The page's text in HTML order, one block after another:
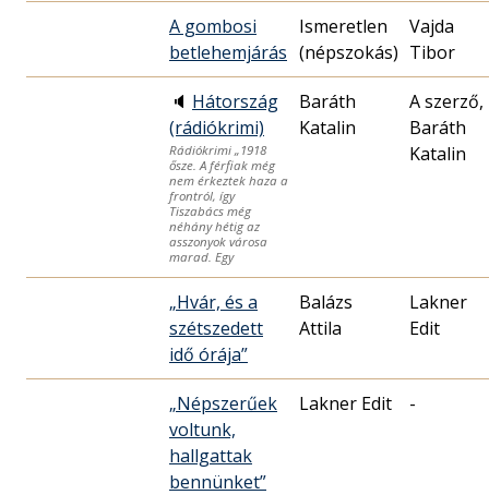
A gombosi
betlehemjárás
Ismeretlen
(népszokás)
Vajda
Tibor
🔈 Hátország
(rádiókrimi)
Rádiókrimi „1918
ősze. A férfiak még
nem érkeztek haza a
frontról, így
Tiszabács még
néhány hétig az
asszonyok városa
marad. Egy
Baráth
Katalin
A szerző,
Baráth
Katalin
„Hvár, és a
szétszedett
idő órája”
Balázs
Attila
Lakner
Edit
„Népszerűek
voltunk,
hallgattak
bennünket”
Lakner Edit -